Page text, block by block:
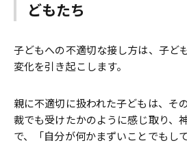
どもたち
子どもへの不適切な接し方は、子ど
変化を引き起こします。
親に不適切に扱われた子どもは、そ
裁でも受けたかのように感じ取り、
で、「自分が何かまずいことでもし